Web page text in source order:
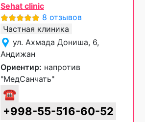
Sehat clinic
8 отзывов
Частная клиника
ул. Ахмада Дониша, 6,
Андижан
Ориентир: напротив
"МедСанчать"
☎
+998-55-516-60-52